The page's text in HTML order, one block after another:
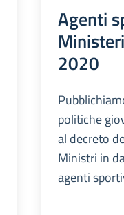
Agenti
2020
politiche
al decreto
Ministri in
agenti